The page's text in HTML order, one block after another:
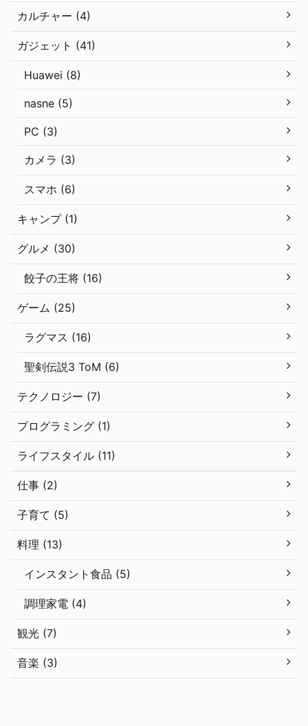
カルチャー (4)
ガジェット (41)
Huawei (8)
nasne (5)
PC (3)
カメラ (3)
スマホ (6)
キャンプ (1)
グルメ (30)
餃子の王将 (16)
ゲーム (25)
ラグマス (16)
聖剣伝説3 ToM (6)
テクノロジー (7)
プログラミング (1)
ライフスタイル (11)
仕事 (2)
子育て (5)
料理 (13)
インスタント食品 (5)
調理家電 (4)
観光 (7)
音楽 (3)